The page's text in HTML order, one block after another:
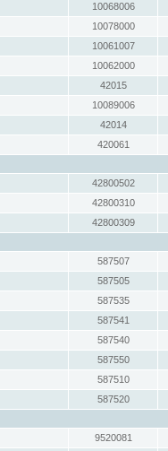
10068006
10078000
10061007
10062000
42015
10089006
42014
420061
42800502
42800310
42800309
587507
587505
587535
587541
587540
587550
587510
587520
9520081